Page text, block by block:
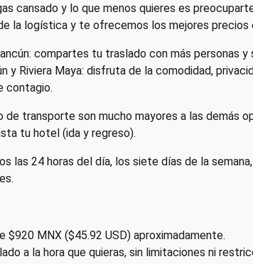
cansado y lo que menos quieres es
la logística y te ofrecemos los mejores precios
compartes tu traslado con más personas
y Riviera Maya: disfruta de la comodidad,
contagio.
de transporte son mucho mayores a las demás
tu hotel (ida y regreso).
las 24 horas del día, los siete días de la
$920 MNX ($45.92 USD) aproximadamente.
a la hora que quieras, sin limitaciones ni